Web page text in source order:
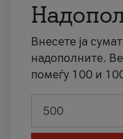
Внесете ја
надополните.
помеѓу 100 и